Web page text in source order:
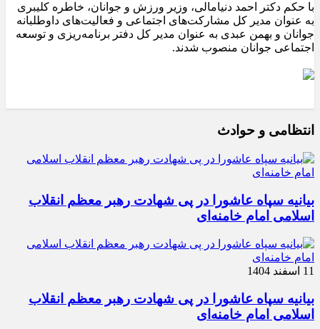
با حکم دکتر احمد دنیامالی، وزیر ورزش و جوانان، خاطره کلیبری
به عنوان مدیر کل مشارکت‌های اجتماعی و فعالیت‌های داوطلبانه
جوانان و بهمن عبدی به عنوان مدیر کل دفتر برنامه‌ریزی و توسعه
اجتماعی جوانان منصوب شدند.
انتظامی و حوادث
بیانیه سپاه عاشورا در پی شهادت رهبر معظم انقلاب
اسلامی امام خامنه‌ای
11 اسفند 1404
بیانیه سپاه عاشورا در پی شهادت رهبر معظم انقلاب
اسلامی امام خامنه‌ای